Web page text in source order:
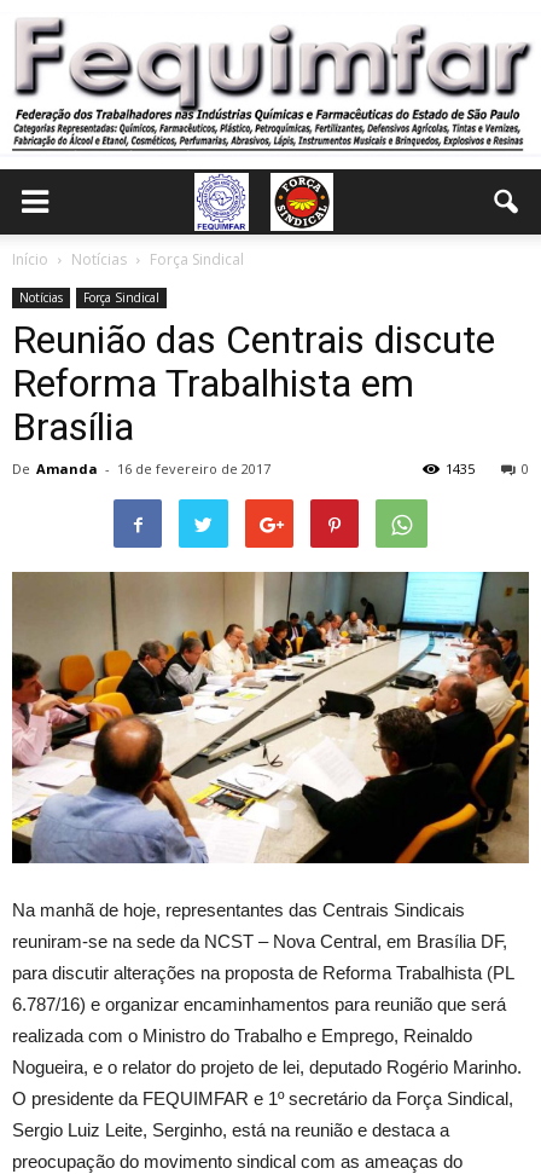
Início Notícias Força Sindical
Notícias Força Sindical
Reunião das Centrais discute
Reforma Trabalhista em
Brasília
De Amanda - 16 de fevereiro de 2017 0
1435
Na manhã de hoje, representantes das Centrais Sindicais
reuniram-se na sede da NCST – Nova Central, em Brasília DF,
para discutir alterações na proposta de Reforma Trabalhista (PL
6.787/16) e organizar encaminhamentos para reunião que será
realizada com o Ministro do Trabalho e Emprego, Reinaldo
Nogueira, e o relator do projeto de lei, deputado Rogério Marinho.
O presidente da FEQUIMFAR e 1º secretário da Força Sindical,
Sergio Luiz Leite, Serginho, está na reunião e destaca a
preocupação do movimento sindical com as ameaças do